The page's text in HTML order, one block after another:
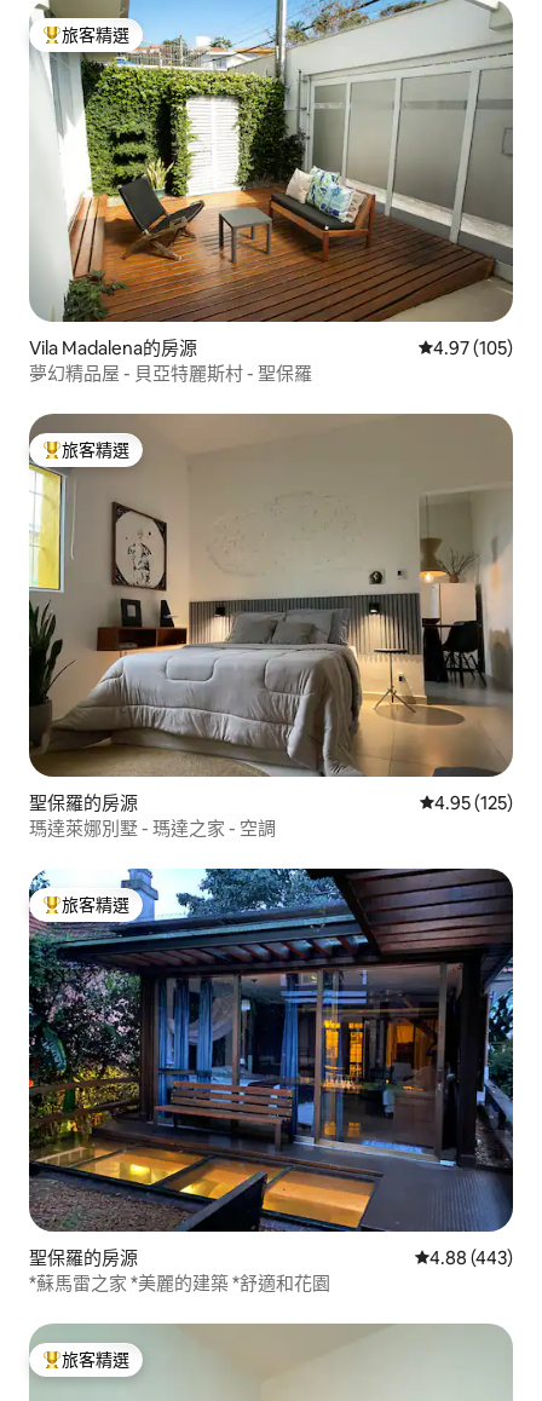
旅客精選榜首
旅客精選
Vila Madalena的房源 從 105 則評價
4.97 (105)
夢幻精品屋 - 貝亞特麗斯村 - 聖保羅
旅客精選榜首
旅客精選
聖保羅的房源 從 125 則評價
4.95 (125)
瑪達萊娜別墅 - 瑪達之家 - 空調
旅客精選榜首
旅客精選
聖保羅的房源 從 443 則評價
4.88 (443)
*蘇馬雷之家 *美麗的建築 *舒適和花園
旅客精選榜首
旅客精選